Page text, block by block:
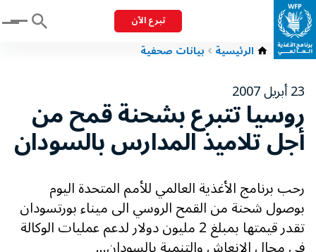
تبرع الآن Menu
الرئيسية بيانات صحفية
23 أبريل 2007
روسيا تتبرع بشحنة قمح من
أجل تلاميذ المدارس بالسودان
رحب برنامج الأغذية العالمي للأمم المتحدة اليوم
بوصول شحنة من القمح الروسي الى ميناء بورتسودان
تقدر قيمتها بمبلغ 2 مليون دولار لدعم عمليات الوكالة